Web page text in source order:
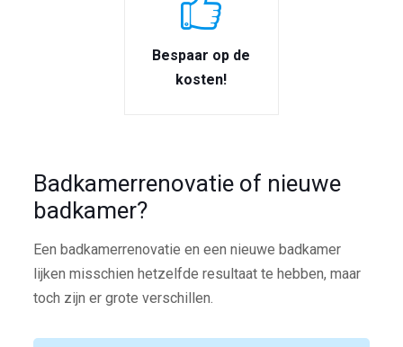
Bespaar op de
kosten!
Badkamerrenovatie of nieuwe
badkamer?
Een badkamerrenovatie en een nieuwe badkamer
lijken misschien hetzelfde resultaat te hebben, maar
toch zijn er grote verschillen.